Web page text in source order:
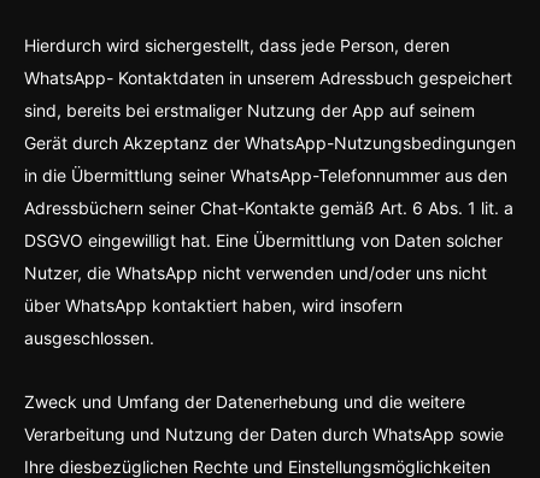
Hierdurch wird sichergestellt, dass jede Person, deren
WhatsApp- Kontaktdaten in unserem Adressbuch gespeichert
sind, bereits bei erstmaliger Nutzung der App auf seinem
Gerät durch Akzeptanz der WhatsApp-Nutzungsbedingungen
in die Übermittlung seiner WhatsApp-Telefonnummer aus den
Adressbüchern seiner Chat-Kontakte gemäß Art. 6 Abs. 1 lit. a
DSGVO eingewilligt hat. Eine Übermittlung von Daten solcher
Nutzer, die WhatsApp nicht verwenden und/oder uns nicht
über WhatsApp kontaktiert haben, wird insofern
ausgeschlossen.
Zweck und Umfang der Datenerhebung und die weitere
Verarbeitung und Nutzung der Daten durch WhatsApp sowie
Ihre diesbezüglichen Rechte und Einstellungsmöglichkeiten